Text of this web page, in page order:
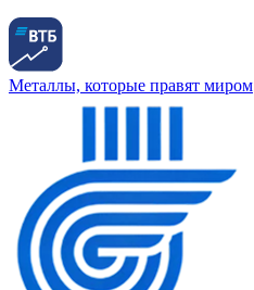
Металлы, которые правят миром